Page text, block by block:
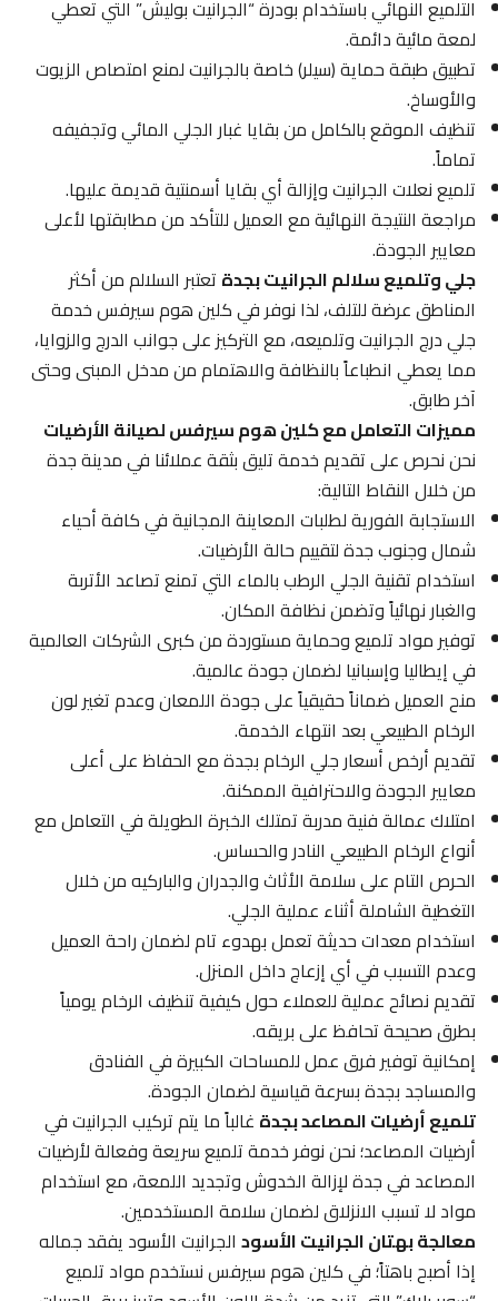
التلميع النهائي باستخدام بودرة “الجرانيت بوليش” التي تعطي
لمعة مائية دائمة.
تطبيق طبقة حماية (سيلر) خاصة بالجرانيت لمنع امتصاص الزيوت
والأوساخ.
تنظيف الموقع بالكامل من بقايا غبار الجلي المائي وتجفيفه
تماماً.
تلميع نعلات الجرانيت وإزالة أي بقايا أسمنتية قديمة عليها.
مراجعة النتيجة النهائية مع العميل للتأكد من مطابقتها لأعلى
معايير الجودة.
جلي وتلميع سلالم الجرانيت بجدةتعتبر السلالم من أكثر
المناطق عرضة للتلف، لذا نوفر في كلين هوم سيرفس خدمة
جلي درج الجرانيت وتلميعه، مع التركيز على جوانب الدرج والزوايا،
مما يعطي انطباعاً بالنظافة والاهتمام من مدخل المبنى وحتى
آخر طابق.
مميزات التعامل مع كلين هوم سيرفس لصيانة الأرضيات
نحن نحرص على تقديم خدمة تليق بثقة عملائنا في مدينة جدة
من خلال النقاط التالية:
الاستجابة الفورية لطلبات المعاينة المجانية في كافة أحياء
شمال وجنوب جدة لتقييم حالة الأرضيات.
استخدام تقنية الجلي الرطب بالماء التي تمنع تصاعد الأتربة
والغبار نهائياً وتضمن نظافة المكان.
توفير مواد تلميع وحماية مستوردة من كبرى الشركات العالمية
في إيطاليا وإسبانيا لضمان جودة عالمية.
منح العميل ضماناً حقيقياً على جودة اللمعان وعدم تغير لون
الرخام الطبيعي بعد انتهاء الخدمة.
تقديم أرخص أسعار جلي الرخام بجدة مع الحفاظ على أعلى
معايير الجودة والاحترافية الممكنة.
امتلاك عمالة فنية مدربة تمتلك الخبرة الطويلة في التعامل مع
أنواع الرخام الطبيعي النادر والحساس.
الحرص التام على سلامة الأثاث والجدران والباركيه من خلال
التغطية الشاملة أثناء عملية الجلي.
استخدام معدات حديثة تعمل بهدوء تام لضمان راحة العميل
وعدم التسبب في أي إزعاج داخل المنزل.
تقديم نصائح عملية للعملاء حول كيفية تنظيف الرخام يومياً
بطرق صحيحة تحافظ على بريقه.
إمكانية توفير فرق عمل للمساحات الكبيرة في الفنادق
والمساجد بجدة بسرعة قياسية لضمان الجودة.
تلميع أرضيات المصاعد بجدةغالباً ما يتم تركيب الجرانيت في
أرضيات المصاعد؛ نحن نوفر خدمة تلميع سريعة وفعالة لأرضيات
المصاعد في جدة لإزالة الخدوش وتجديد اللمعة، مع استخدام
مواد لا تسبب الانزلاق لضمان سلامة المستخدمين.
معالجة بهتان الجرانيت الأسودالجرانيت الأسود يفقد جماله
إذا أصبح باهتاً؛ في كلين هوم سيرفس نستخدم مواد تلميع